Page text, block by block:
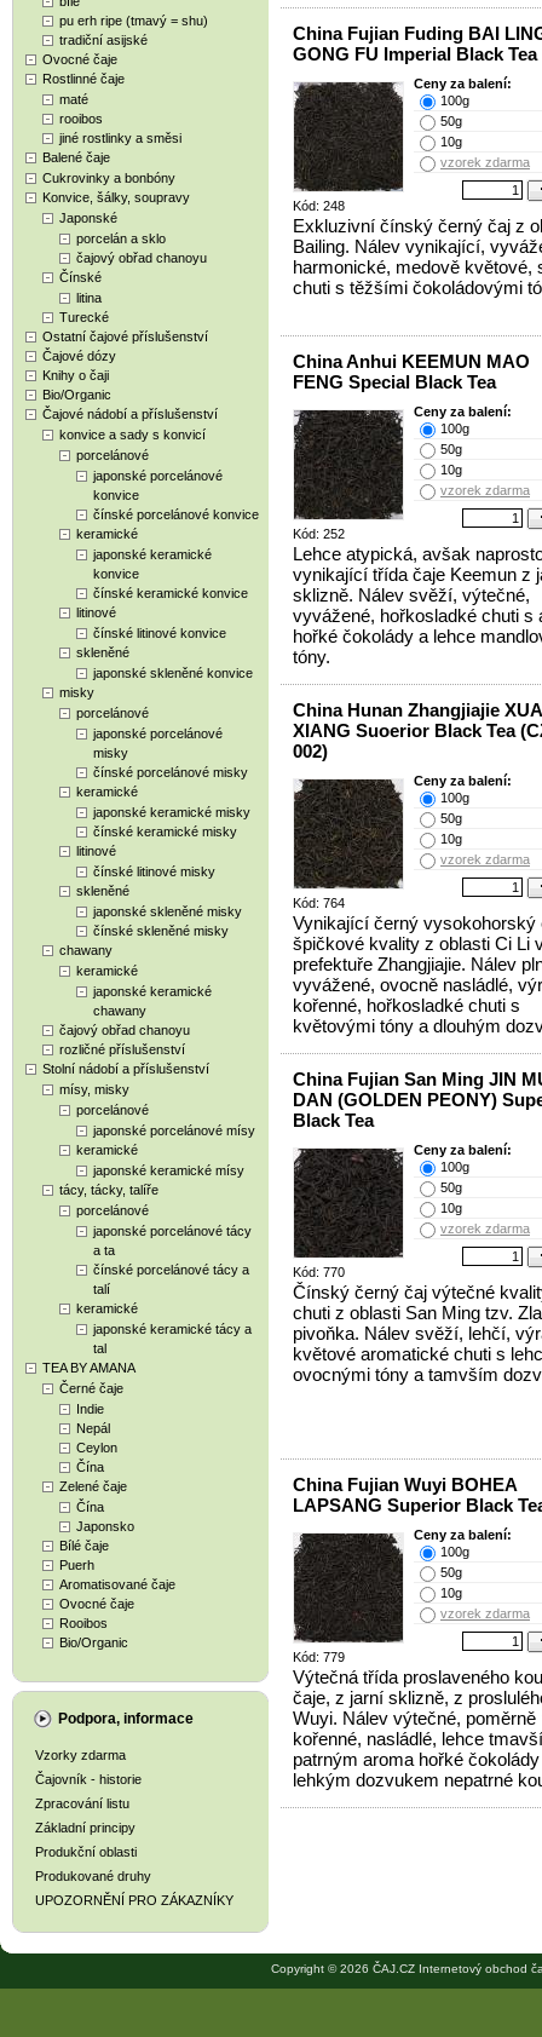
pu erh ripe (tmavý = shu)
tradiční asijské
Ovocné čaje
Rostlinné čaje
maté
rooibos
jiné rostlinky a směsi
Balené čaje
Cukrovinky a bonbóny
Konvice, šálky, soupravy
Japonské
porcelán a sklo
čajový obřad chanoyu
Čínské
litina
Turecké
Ostatní čajové příslušenství
Čajové dózy
Knihy o čaji
Bio/Organic
Čajové nádobí a příslušenství
konvice a sady s konvicí
porcelánové
japonské porcelánové
konvice
čínské porcelánové konvice
keramické
japonské keramické
konvice
čínské keramické konvice
litinové
čínské litinové konvice
skleněné
japonské skleněné konvice
misky
porcelánové
japonské porcelánové
misky
čínské porcelánové misky
keramické
japonské keramické misky
čínské keramické misky
litinové
čínské litinové misky
skleněné
japonské skleněné misky
čínské skleněné misky
chawany
keramické
japonské keramické
chawany
čajový obřad chanoyu
rozličné příslušenství
Stolní nádobí a příslušenství
mísy, misky
porcelánové
japonské porcelánové mísy
keramické
japonské keramické mísy
tácy, tácky, talíře
porcelánové
japonské porcelánové tácy
a ta
čínské porcelánové tácy a
talí
keramické
japonské keramické tácy a
tal
TEA BY AMANA
Černé čaje
Indie
Nepál
Ceylon
Čína
Zelené čaje
Čína
Japonsko
Bílé čaje
Puerh
Aromatisované čaje
Ovocné čaje
Rooibos
Bio/Organic
Podpora, informace
Vzorky zdarma
Čajovník - historie
Zpracování listu
Základní principy
Produkční oblasti
Produkované druhy
UPOZORNĚNÍ PRO ZÁKAZNÍKY
China Fujian Fuding BAI
GONG FU Imperial Black Tea
Kód: 248
Ceny za balení:
100g
50g
10g
vzorek zdarma
Exkluzivní čínský černý čaj z
Bailing. Nálev vynikající,
harmonické, medově květové,
chuti s těžšími čokoládovými
China Anhui KEEMUN MAO
FENG Special Black Tea
Kód: 252
Ceny za balení:
100g
50g
10g
vzorek zdarma
Lehce atypická, avšak
vynikající třída čaje Keemun z
sklizně. Nálev svěží, výtečné,
vyvážené, hořkosladké chuti s
hořké čokolády a lehce
tóny.
China Hunan Zhangjiajie
XIANG Suoerior Black Tea
002)
Kód: 764
Ceny za balení:
100g
50g
10g
vzorek zdarma
Vynikající černý vysokohorský
špičkové kvality z oblasti Ci Li
prefektuře Zhangjiajie. Nálev
vyvážené, ovocně nasládlé,
kořenné, hořkosladké chuti s
květovými tóny a dlouhým
China Fujian San Ming JIN
DAN (GOLDEN PEONY)
Black Tea
Kód: 770
Ceny za balení:
100g
50g
10g
vzorek zdarma
Čínský černý čaj výtečné
chuti z oblasti San Ming tzv.
pivoňka. Nálev svěží, lehčí,
květové aromatické chuti s
ovocnými tóny a tamvším
China Fujian Wuyi BOHEA
LAPSANG Superior Black
Kód: 779
Ceny za balení:
100g
50g
10g
vzorek zdarma
Výtečná třída proslaveného
čaje, z jarní sklizně, z
Wuyi. Nálev výtečné, poměrně
kořenné, nasládlé, lehce
patrným aroma hořké
lehkým dozvukem nepatrné
Copyright © 2026 ČAJ.CZ Internetový obchod